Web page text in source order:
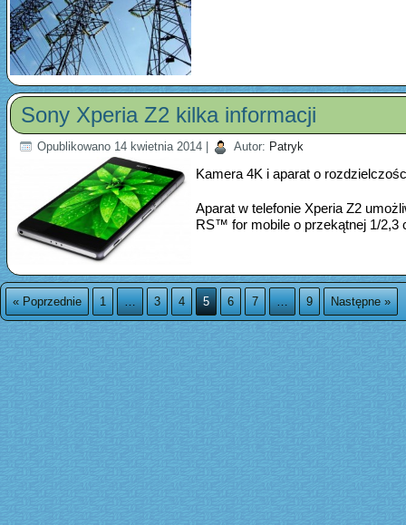
Sony Xperia Z2 kilka informacji
Opublikowano 14 kwietnia 2014 Autor: Patryk
Kamera 4K i aparat o
Aparat w telefonie Xperia Z2
RS™ for mobile o przekątnej 1/
« Poprzednie 1 … 3 4 5 6 7 … 9 Następne »